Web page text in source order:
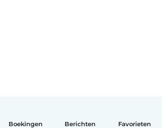
Boekingen Berichten Favorieten